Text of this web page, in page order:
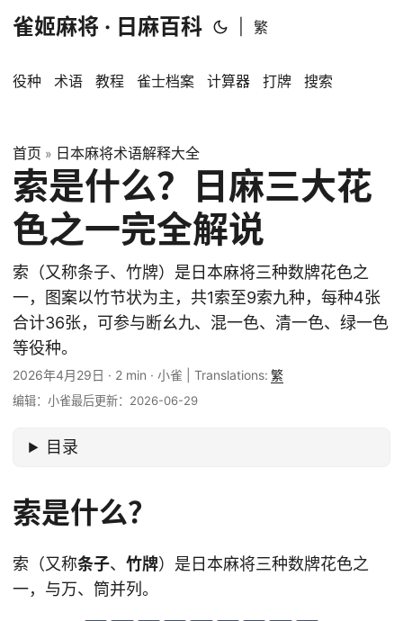
雀姬麻将 · 日麻百科 繁
役种 术语 教程 雀士档案 计算器 打牌 搜索
首页 » 日本麻将术语解释大全
索是什么？日麻三大花
色之一完全解说
索（又称条子、竹牌）是日本麻将三种数牌花色之
一，图案以竹节状为主，共1索至9索九种，每种4张
合计36张，可参与断幺九、混一色、清一色、绿一色
等役种。
2026年4月29日 · 2 min · 小雀 Translations: 繁
编辑：小雀最后更新：2026-06-29
目录
索是什么？
索（又称条子、 竹牌）是日本麻将三种数牌花色之
一，与万、筒并列。